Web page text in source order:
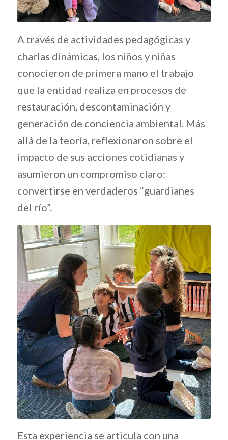
A través de actividades pedagógicas y
charlas dinámicas, los niños y niñas
conocieron de primera mano el trabajo
que la entidad realiza en procesos de
restauración, descontaminación y
generación de conciencia ambiental. Más
allá de la teoría, reflexionaron sobre el
impacto de sus acciones cotidianas y
asumieron un compromiso claro:
convertirse en verdaderos “guardianes
del río”.
Esta experiencia se articula con una